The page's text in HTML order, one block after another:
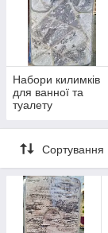
Набори килимків
для ванної та
туалету
Сортування